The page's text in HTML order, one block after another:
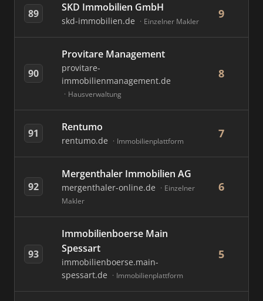
89 SKD Immobilien GmbH
skd-immobilien.de Einzelner Makler
9
90
Provitare Management
provitare-
immobilienmanagement.de
Hausverwaltung
8
91 Rentumo
rentumo.de Immobilienplattform
7
92
Mergenthaler Immobilien AG
mergenthaler-online.de
Einzelner
Makler
6
93
Immobilienboerse Main
Spessart
immobilienboerse.main-
spessart.de
Immobilienplattform
5